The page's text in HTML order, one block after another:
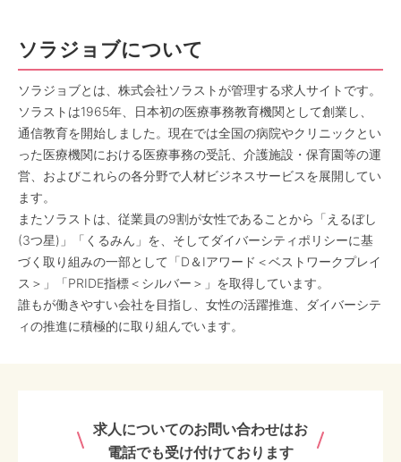
ソラジョブについて
ソラジョブとは、株式会社ソラストが管理する求人サイトです。
ソラストは1965年、日本初の医療事務教育機関として創業し、
通信教育を開始しました。現在では全国の病院やクリニックとい
った医療機関における医療事務の受託、介護施設・保育園等の運
営、およびこれらの各分野で人材ビジネスサービスを展開してい
ます。
またソラストは、従業員の9割が女性であることから「えるぼし
(3つ星)」「くるみん」を、そしてダイバーシティポリシーに基
づく取り組みの一部として「D＆Iアワード＜ベストワークプレイ
ス＞」「PRIDE指標＜シルバー＞」を取得しています。
誰もが働きやすい会社を目指し、女性の活躍推進、ダイバーシテ
ィの推進に積極的に取り組んでいます。
求人についてのお問い合わせはお
電話でも受け付けております